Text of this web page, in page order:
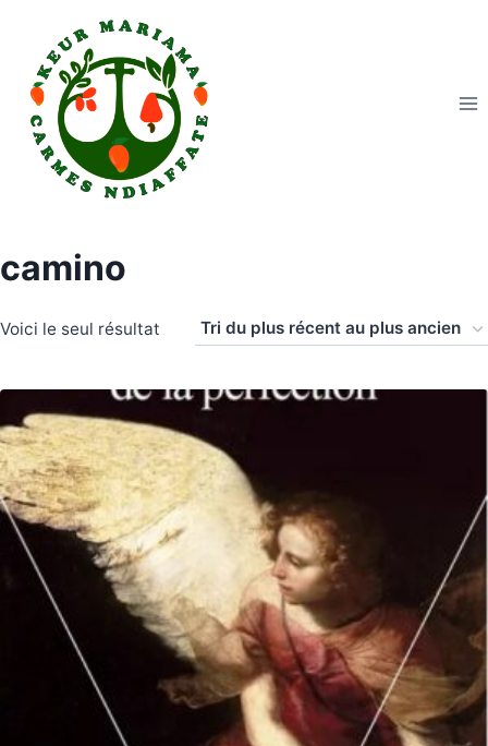
contenu
camino
Voici le seul résultat